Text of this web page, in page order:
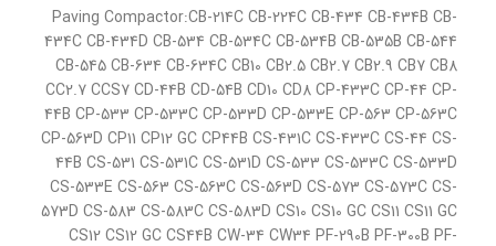
Paving Compactor:CB-214C CB-224C CB-434 CB-434B CB-
434C CB-434D CB-534 CB-534C CB-534B CB-535B CB-544
CB-545 CB-634 CB-634C CB10 CB2.5 CB2.7 CB2.9 CB7 CB8
CC2.7 CCS7 CD-44B CD-54B CD10 CD8 CP-433C CP-44 CP-
44B CP-533 CP-533C CP-533D CP-533E CP-563 CP-563C
CP-563D CP11 CP12 GC CP44B CS-431C CS-433C CS-44 CS-
44B CS-531 CS-531C CS-531D CS-533 CS-533C CS-533D
CS-533E CS-563 CS-563C CS-563D CS-573 CS-573C CS-
573D CS-583 CS-583C CS-583D CS10 CS10 GC CS11 CS11 GC
CS12 CS12 GC CS44B CW-34 CW34 PF-290B PF-300B PF-